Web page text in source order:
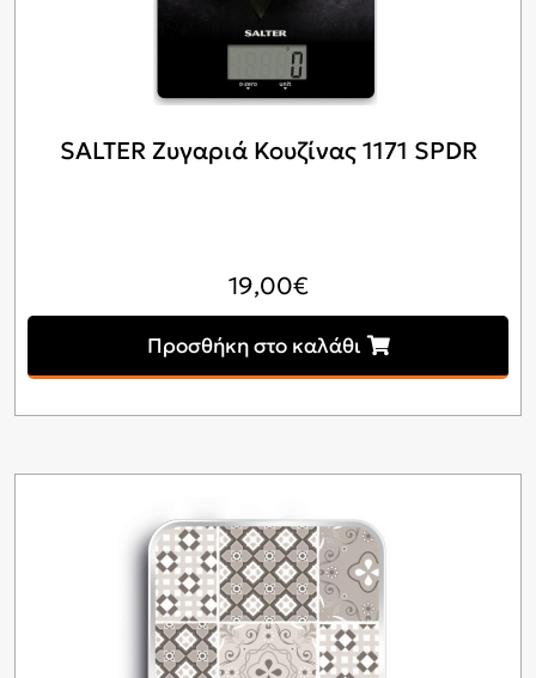
SALTER Ζυγαριά Κουζίνας 1171 SPDR
19,00€
Προσθήκη στο καλάθι